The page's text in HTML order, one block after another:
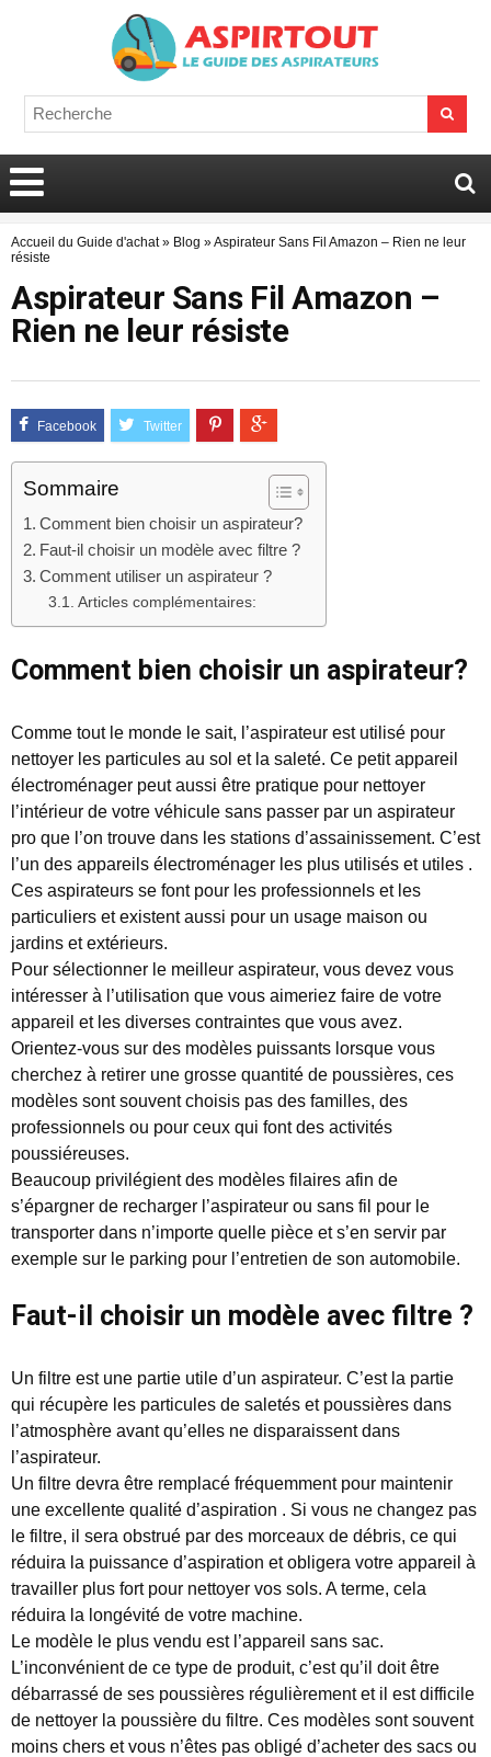
Accueil du Guide d'achat» Blog »Aspirateur Sans Fil Amazon – Rien ne leur
résiste
Aspirateur Sans Fil Amazon –
Rien ne leur résiste
Sommaire
Comment bien choisir un aspirateur?
Faut-il choisir un modèle avec filtre ?
Comment utiliser un aspirateur ?
Articles complémentaires:
Comment bien choisir un aspirateur?
Comme tout le monde le sait, l’aspirateur est utilisé pour
nettoyer les particules au sol et la saleté. Ce petit appareil
électroménager peut aussi être pratique pour nettoyer
l’intérieur de votre véhicule sans passer par un aspirateur
pro que l’on trouve dans les stations d’assainissement. C’est
l’un des appareils électroménager les plus utilisés et utiles .
Ces aspirateurs se font pour les professionnels et les
particuliers et existent aussi pour un usage maison ou
jardins et extérieurs.
Pour sélectionner le meilleur aspirateur, vous devez vous
intéresser à l’utilisation que vous aimeriez faire de votre
appareil et les diverses contraintes que vous avez.
Orientez-vous sur des modèles puissants lorsque vous
cherchez à retirer une grosse quantité de poussières, ces
modèles sont souvent choisis pas des familles, des
professionnels ou pour ceux qui font des activités
poussiéreuses.
Beaucoup privilégient des modèles filaires afin de
s’épargner de recharger l’aspirateur ou sans fil pour le
transporter dans n’importe quelle pièce et s’en servir par
exemple sur le parking pour l’entretien de son automobile.
Faut-il choisir un modèle avec filtre ?
Un filtre est une partie utile d’un aspirateur. C’est la partie
qui récupère les particules de saletés et poussières dans
l’atmosphère avant qu’elles ne disparaissent dans
l’aspirateur.
Un filtre devra être remplacé fréquemment pour maintenir
une excellente qualité d’aspiration . Si vous ne changez pas
le filtre, il sera obstrué par des morceaux de débris, ce qui
réduira la puissance d’aspiration et obligera votre appareil à
travailler plus fort pour nettoyer vos sols. A terme, cela
réduira la longévité de votre machine.
Le modèle le plus vendu est l’appareil sans sac.
L’inconvénient de ce type de produit, c’est qu’il doit être
débarrassé de ses poussières régulièrement et il est difficile
de nettoyer la poussière du filtre. Ces modèles sont souvent
moins chers et vous n’êtes pas obligé d’acheter des sacs ou